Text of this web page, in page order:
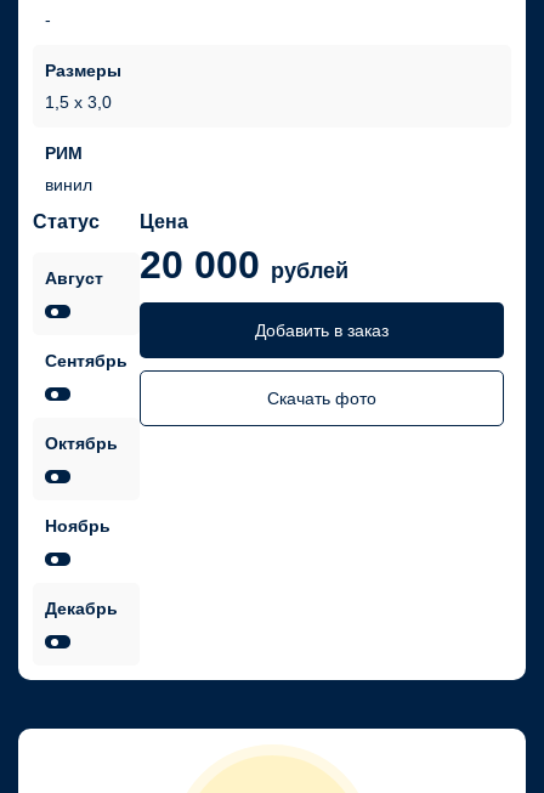
Размеры
1,5 х 3,0
РИМ
винил
Статус
Август
Сентябрь
Октябрь
Ноябрь
Декабрь
Цена
20 000 рублей
Добавить в заказ
Скачать фото